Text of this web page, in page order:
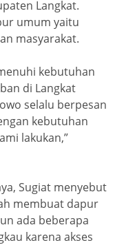
Langkat.
umum yaitu
masyarakat.
kebutuhan
di Langkat
selalu berpesan
kebutuhan
lakukan,”
Sugiat menyebut
membuat dapur
ada beberapa
karena akses